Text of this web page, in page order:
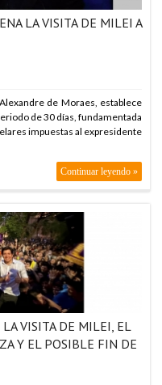
LA VISITA DE MILEI A
de Moraes, establece
de 30 días, fundamentada
impuestas al expresidente
Continuar leyendo »
LA VISITA DE MILEI, EL
Y EL POSIBLE FIN DE